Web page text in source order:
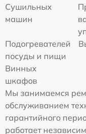
Сушильных
машин
Подогревателей
посуды и пищи
Винных
шкафов
Мы занимаемся
обслуживанием
гарантийного
работает